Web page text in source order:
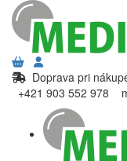
Doprava pri
+421 903 552 978